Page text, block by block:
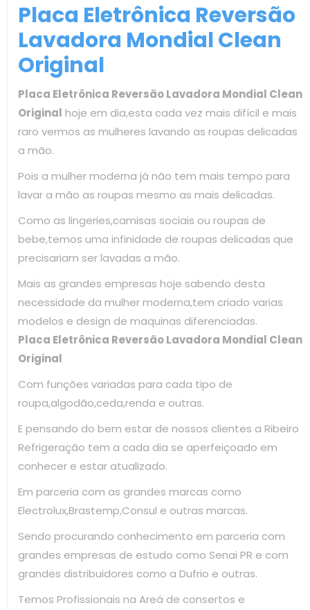
Placa Eletrônica Reversão
Lavadora Mondial Clean
Original
Placa Eletrônica Reversão Lavadora Mondial Clean
Original hoje em dia,esta cada vez mais difícil e mais
raro vermos as mulheres lavando as roupas delicadas
a mão.
Pois a mulher moderna já não tem mais tempo para
lavar a mão as roupas mesmo as mais delicadas.
Como as lingeries,camisas sociais ou roupas de
bebe,temos uma infinidade de roupas delicadas que
precisariam ser lavadas a mão.
Mais as grandes empresas hoje sabendo desta
necessidade da mulher moderna,tem criado varias
modelos e design de maquinas diferenciadas.
Placa Eletrônica Reversão Lavadora Mondial Clean
Original
Com funções variadas para cada tipo de
roupa,algodão,ceda,renda e outras.
E pensando do bem estar de nossos clientes a Ribeiro
Refrigeração tem a cada dia se aperfeiçoado em
conhecer e estar atualizado.
Em parceria com as grandes marcas como
Electrolux,Brastemp,Consul e outras marcas.
Sendo procurando conhecimento em parceria com
grandes empresas de estudo como Senai PR e com
grandes distribuidores como a Dufrio e outras.
Temos Profissionais na Areá de consertos e